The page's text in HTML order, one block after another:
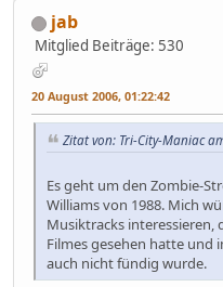
jab
Mitglied Beiträge: 530
20 August 2006, 01:22:42
Zitat von: Tri-City-Maniac
Es geht um den Zombie-
Williams von 1988. Mich
Musiktracks interessieren,
Filmes gesehen hatte und
auch nicht fündig wurde.